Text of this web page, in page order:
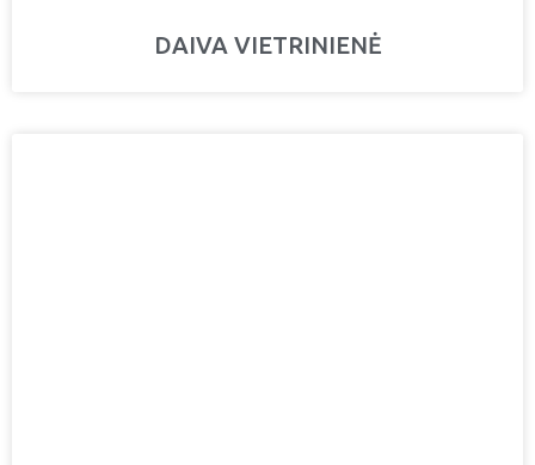
DAIVA VIETRINIENĖ